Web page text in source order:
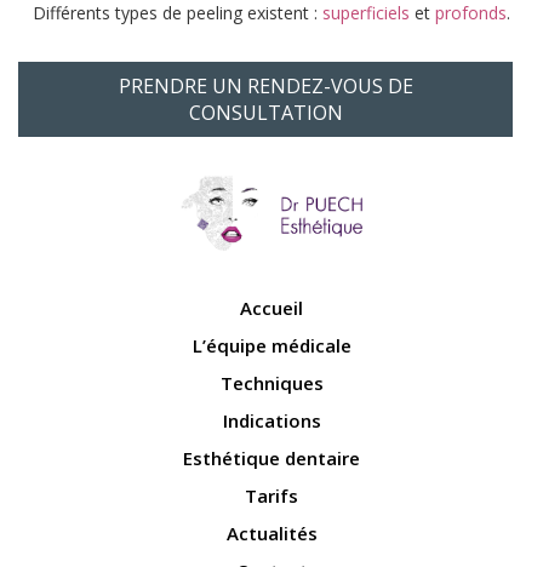
Différents types de peeling existent : superficiels et profonds.
PRENDRE UN RENDEZ-VOUS DE
CONSULTATION
Accueil
L’équipe médicale
Techniques
Indications
Esthétique dentaire
Tarifs
Actualités